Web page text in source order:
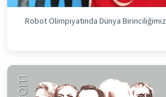
Robot Olimpiyatında Dünya Birinciliğimiz